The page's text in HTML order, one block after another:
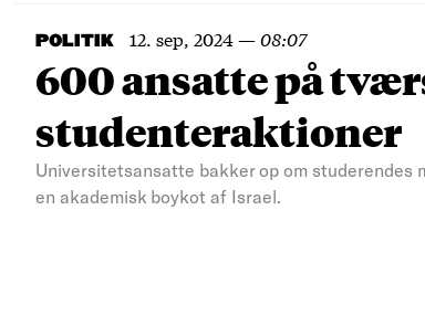
POLITIK 12. sep, 2024—08:07
600 ansatte på
studenteraktioner
Universitetsansatte bakker op om studerendes
en akademisk boykot af Israel.